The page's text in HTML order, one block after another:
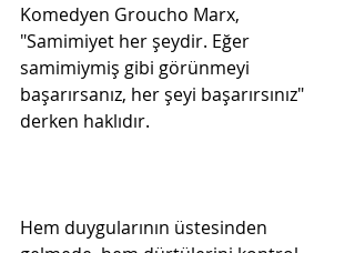
Komedyen Groucho Marx,
"Samimiyet her şeydir. Eğer
samimiymiş gibi görünmeyi
başarırsanız, her şeyi başarırsınız"
derken haklıdır.
Hem duygularının üstesinden